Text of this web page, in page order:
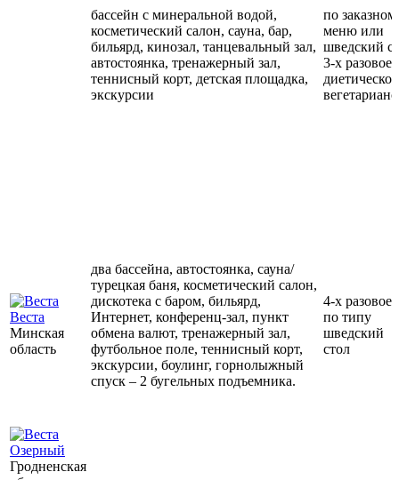
бассейн с минеральной водой,
косметический салон, сауна, бар,
бильярд, кинозал, танцевальный зал,
автостоянка, тренажерный зал,
теннисный корт, детская площадка,
экскурсии
по
меню или
шведский
3-х разовое,
Веста
Минская
область
два бассейна, автостоянка, сауна/
турецкая баня, косметический салон,
дискотека с баром, бильярд,
Интернет, конференц-зал, пункт
обмена валют, тренажерный зал,
футбольное поле, теннисный корт,
экскурсии, боулинг, горнолыжный
спуск – 2 бугельных подъемника.
4-х разовое
по типу
шведский
стол
Озерный
Гродненская